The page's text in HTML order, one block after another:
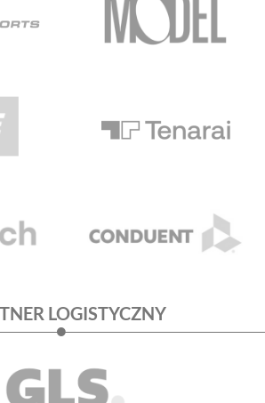
LOGISTYCZNY